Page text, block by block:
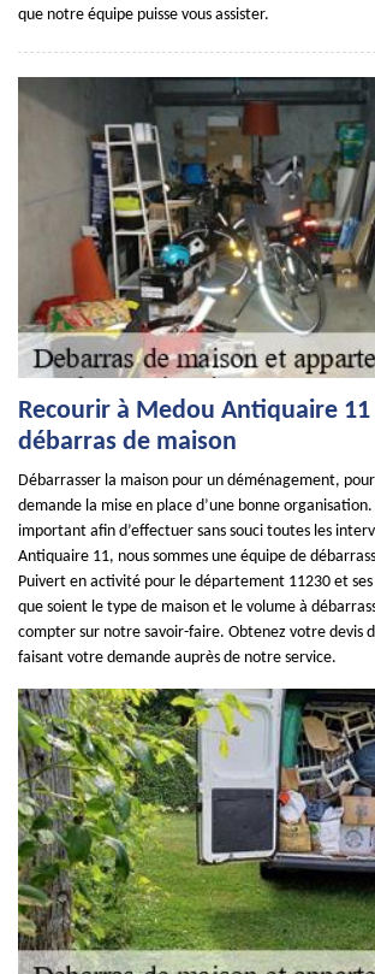
que notre équipe puisse vous assister.
Recourir à Medou Antiquaire
débarras de maison
Débarrasser la maison pour un déménagement,
demande la mise en place d’une bonne
important afin d’effectuer sans souci toutes les
Antiquaire 11, nous sommes une équipe de
Puivert en activité pour le département 11230 et ses
que soient le type de maison et le volume à
compter sur notre savoir-faire. Obtenez votre devis
faisant votre demande auprès de notre service.